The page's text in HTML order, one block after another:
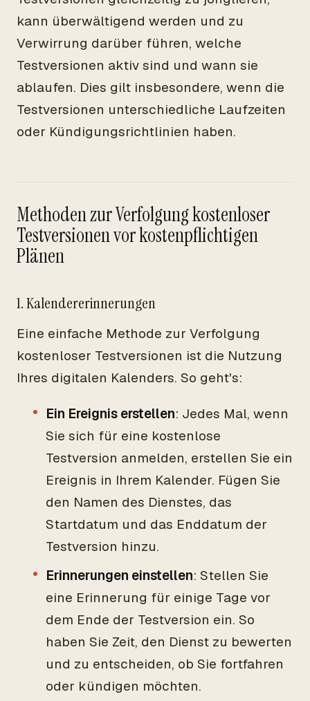
kann überwältigend werden und zu
Verwirrung darüber führen, welche
Testversionen aktiv sind und wann sie
ablaufen. Dies gilt insbesondere, wenn die
Testversionen unterschiedliche Laufzeiten
oder Kündigungsrichtlinien haben.
Methoden zur Verfolgung kostenloser
Testversionen vor kostenpflichtigen
Plänen
1. Kalendererinnerungen
Eine einfache Methode zur Verfolgung
kostenloser Testversionen ist die Nutzung
Ihres digitalen Kalenders. So geht's:
Ein Ereignis erstellen: Jedes Mal, wenn
Sie sich für eine kostenlose
Testversion anmelden, erstellen Sie ein
Ereignis in Ihrem Kalender. Fügen Sie
den Namen des Dienstes, das
Startdatum und das Enddatum der
Testversion hinzu.
Erinnerungen einstellen: Stellen Sie
eine Erinnerung für einige Tage vor
dem Ende der Testversion ein. So
haben Sie Zeit, den Dienst zu bewerten
und zu entscheiden, ob Sie fortfahren
oder kündigen möchten.